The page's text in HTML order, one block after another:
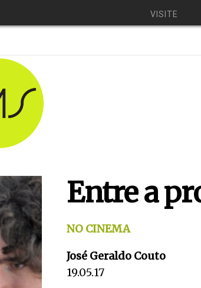
VISITE
Entre a
NO CINEMA
José Geraldo Couto
19.05.17